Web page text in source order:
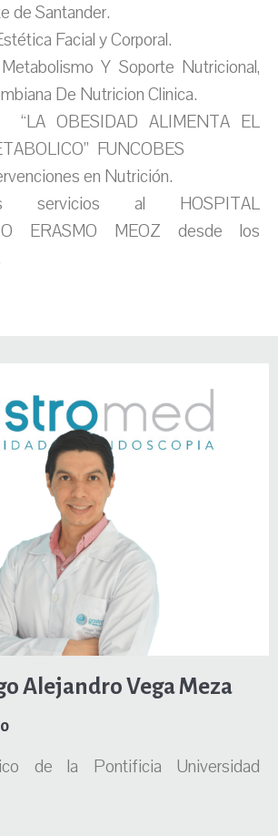
de Santander.
Facial y Corporal.
Y Soporte Nutricional,
De Nutricion Clinica.
“LA OBESIDAD ALIMENTA EL
FUNCOBES
en Nutrición.
servicios al HOSPITAL
ERASMO MEOZ desde los
Alejandro Vega Meza
de la Pontificia Universidad